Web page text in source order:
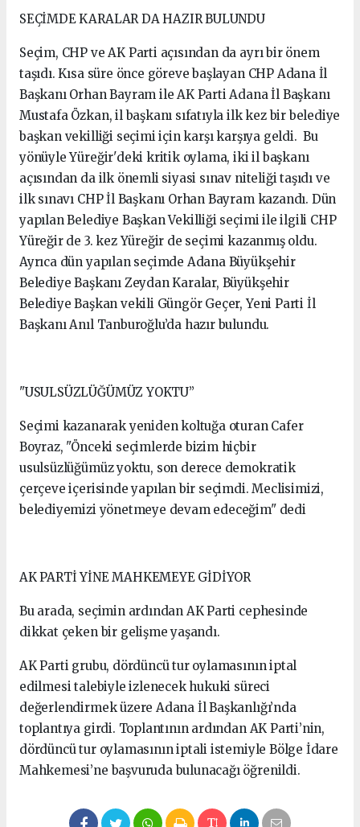
SEÇİMDE KARALAR DA HAZIR BULUNDU
Seçim, CHP ve AK Parti açısından da ayrı bir önem
taşıdı. Kısa süre önce göreve başlayan CHP Adana İl
Başkanı Orhan Bayram ile AK Parti Adana İl Başkanı
Mustafa Özkan, il başkanı sıfatıyla ilk kez bir belediye
başkan vekilliği seçimi için karşı karşıya geldi. Bu
yönüyle Yüreğir'deki kritik oylama, iki il başkanı
açısından da ilk önemli siyasi sınav niteliği taşıdı ve
ilk sınavı CHP İl Başkanı Orhan Bayram kazandı. Dün
yapılan Belediye Başkan Vekilliği seçimi ile ilgili CHP
Yüreğir de 3. kez Yüreğir de seçimi kazanmış oldu.
Ayrıca dün yapılan seçimde Adana Büyükşehir
Belediye Başkanı Zeydan Karalar, Büyükşehir
Belediye Başkan vekili Güngör Geçer, Yeni Parti İl
Başkanı Anıl Tanburoğlu’da hazır bulundu.
"USULSÜZLÜĞÜMÜZ YOKTU”
Seçimi kazanarak yeniden koltuğa oturan Cafer
Boyraz, "Önceki seçimlerde bizim hiçbir
usulsüzlüğümüz yoktu, son derece demokratik
çerçeve içerisinde yapılan bir seçimdi. Meclisimizi,
belediyemizi yönetmeye devam edeceğim" dedi
AK PARTİ YİNE MAHKEMEYE GİDİYOR
Bu arada, seçimin ardından AK Parti cephesinde
dikkat çeken bir gelişme yaşandı.
AK Parti grubu, dördüncü tur oylamasının iptal
edilmesi talebiyle izlenecek hukuki süreci
değerlendirmek üzere Adana İl Başkanlığı’nda
toplantıya girdi. Toplantının ardından AK Parti’nin,
dördüncü tur oylamasının iptali istemiyle Bölge İdare
Mahkemesi’ne başvuruda bulunacağı öğrenildi.